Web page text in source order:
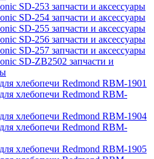
SD-253 запчасти и аксессуары
SD-254 запчасти и аксессуары
SD-255 запчасти и аксессуары
SD-256 запчасти и аксессуары
SD-257 запчасти и аксессуары
SD-ZB2502 запчасти и
хлебопечи Redmond RBM-1901
хлебопечи Redmond RBM-
хлебопечи Redmond RBM-1904
хлебопечи Redmond RBM-
хлебопечи Redmond RBM-1905